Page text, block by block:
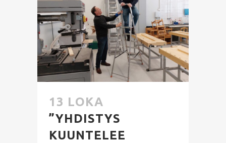
13 LOKA
”YHDISTYS
KUUNTELEE